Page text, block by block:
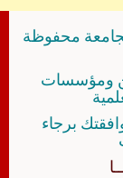
محفوظة
ومؤسسات
برجاء